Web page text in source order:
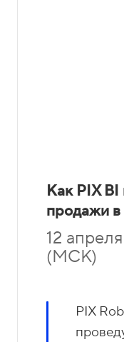
Как PIX BI
продажи
12
(МСК)
PIX